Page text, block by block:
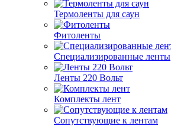
Термоленты для саун
Фитоленты
Специализированные ленты
Ленты 220 Вольт
Комплекты лент
Сопутствующие к лентам